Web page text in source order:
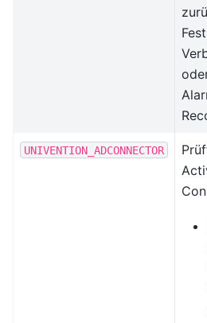
UNIVENTION_ADCONNECTOR